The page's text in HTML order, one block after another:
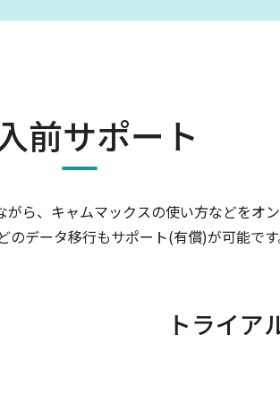
前サポート
ら、キャムマックスの使い方などをオン
のデータ移行もサポート(有償)が可能です
トライア